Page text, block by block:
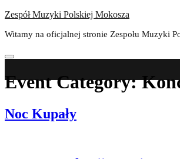
Skip
content
Zespół Muzyki Polskiej Mokosza
Witamy na oficjalnej stronie Zespołu Muzyki
Event Category:
Noc Kupały